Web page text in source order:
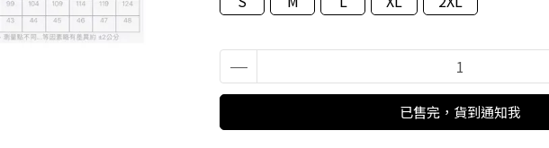
已售完，貨到通知我